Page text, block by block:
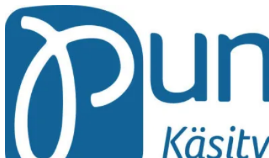
Siirry
navigointiin
Siirry
sisältöön